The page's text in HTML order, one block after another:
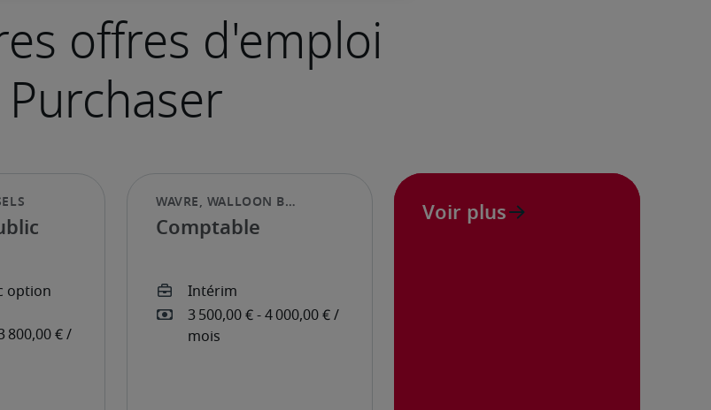
offres d'emploi
Purchaser
Comptable
Voir plus